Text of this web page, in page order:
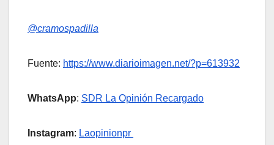
@cramospadilla
Fuente: https://www.diarioimagen.net/?p=613932
WhatsApp: SDR La Opinión Recargado
Instagram: Laopinionpr